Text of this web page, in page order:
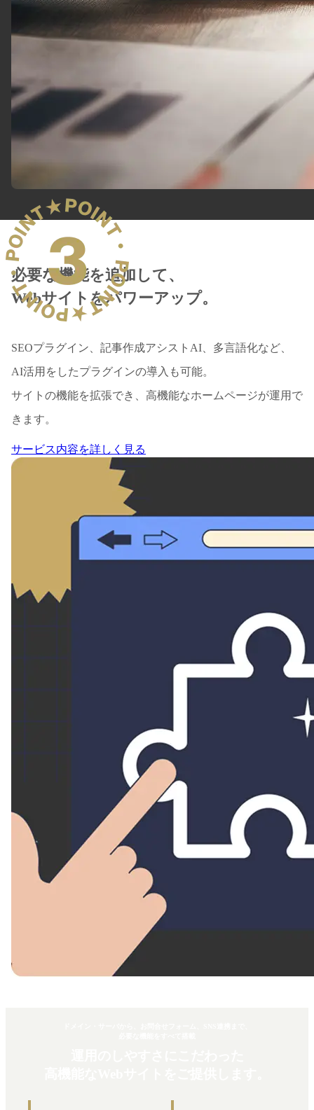
必要な機能を追加して、
Webサイトをパワーアップ。
SEOプラグイン、記事作成アシストAI、多言語化など、
AI活用をしたプラグインの導入も可能。
サイトの機能を拡張でき、高機能なホームページが運用で
きます。
サービス内容を詳しく見る